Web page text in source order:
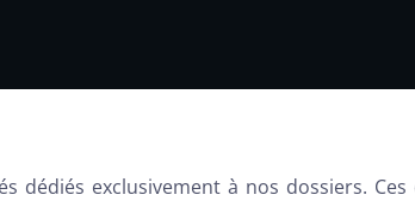
exclusivement à nos dossiers. Ces